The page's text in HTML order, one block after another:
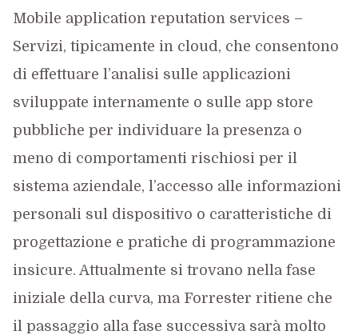
Mobile application reputation services –
Servizi, tipicamente in cloud, che consentono
di effettuare l’analisi sulle applicazioni
sviluppate internamente o sulle app store
pubbliche per individuare la presenza o
meno di comportamenti rischiosi per il
sistema aziendale, l’accesso alle informazioni
personali sul dispositivo o caratteristiche di
progettazione e pratiche di programmazione
insicure. Attualmente si trovano nella fase
iniziale della curva, ma Forrester ritiene che
il passaggio alla fase successiva sarà molto